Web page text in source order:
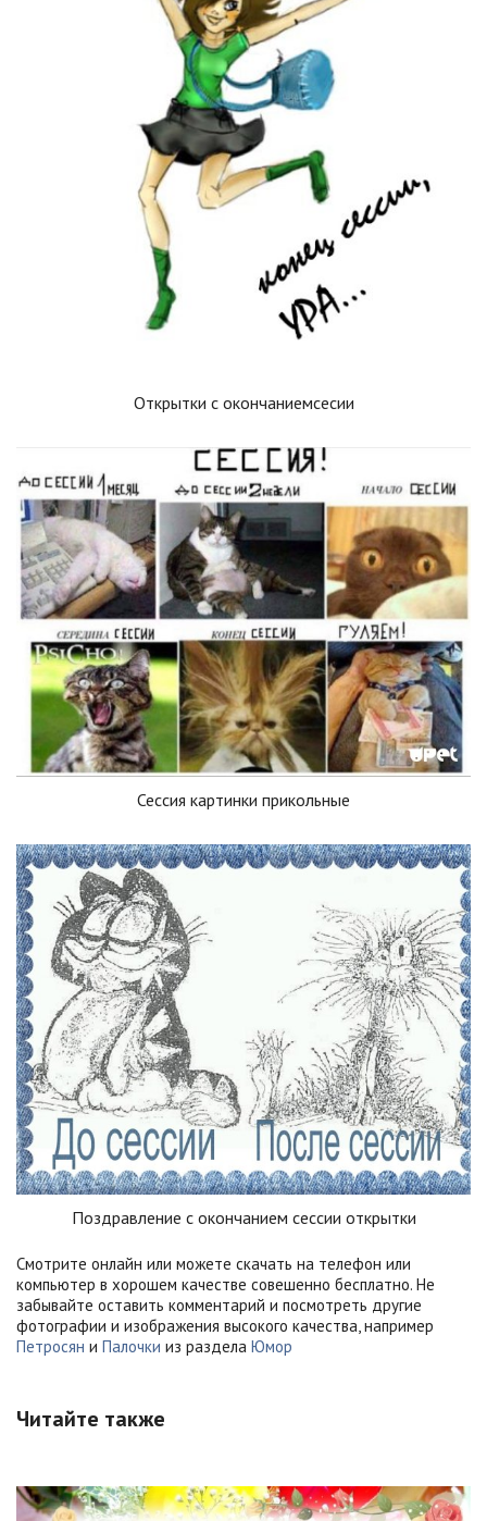
Открытки с окончаниемсесии
Сессия картинки прикольные
Поздравление с окончанием сессии открытки
Смотрите онлайн или можете скачать на телефон или
компьютер в хорошем качестве совешенно бесплатно. Не
забывайте оставить комментарий и посмотреть другие
фотографии и изображения высокого качества, например
Петросян и Палочки из раздела Юмор
Читайте также